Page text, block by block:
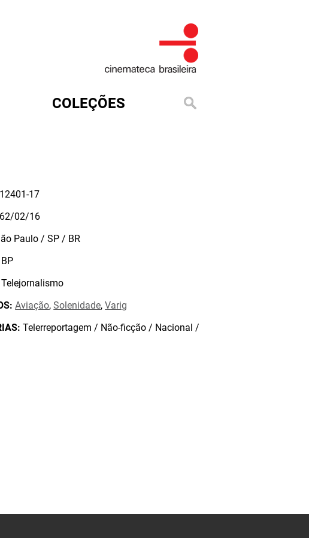
COLEÇÕES
12401-17
02/16
Paulo / SP / BR
BP
Telejornalismo
Aviação,Solenidade,Varig
Telerreportagem / Não-ficção / Nacional /